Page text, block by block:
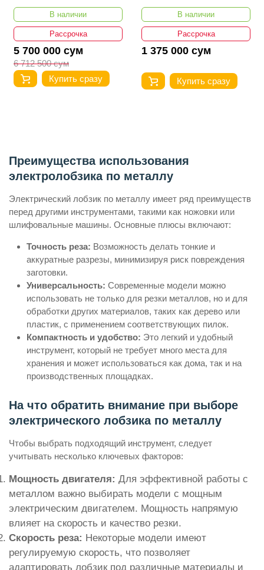
В наличии
Рассрочка
5 700 000 сум
6 712 500 сум
Купить сразу
В наличии
Рассрочка
1 375 000 сум
Купить сразу
Преимущества использования
электролобзика по металлу
Электрический лобзик по металлу имеет ряд преимуществ
перед другими инструментами, такими как ножовки или
шлифовальные машины. Основные плюсы включают:
Точность реза: Возможность делать тонкие и
аккуратные разрезы, минимизируя риск повреждения
заготовки.
Универсальность: Современные модели можно
использовать не только для резки металлов, но и для
обработки других материалов, таких как дерево или
пластик, с применением соответствующих пилок.
Компактность и удобство: Это легкий и удобный
инструмент, который не требует много места для
хранения и может использоваться как дома, так и на
производственных площадках.
На что обратить внимание при выборе
электрического лобзика по металлу
Чтобы выбрать подходящий инструмент, следует
учитывать несколько ключевых факторов:
Мощность двигателя: Для эффективной работы с
металлом важно выбирать модели с мощным
электрическим двигателем. Мощность напрямую
влияет на скорость и качество резки.
Скорость реза: Некоторые модели имеют
регулируемую скорость, что позволяет
адаптировать лобзик под различные материалы и